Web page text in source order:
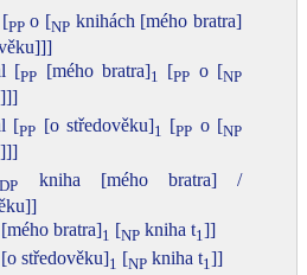
[PPo [NP knihách [mého bratra]
[PP [mého bratra]1 [PP o [NP
]]]
[PP [o středověku]1 [PP o [NP
]]]
DP kniha [mého bratra] /
[mého bratra]1 [NP kniha t1]]
[o středověku]1 [NP kniha t1]]